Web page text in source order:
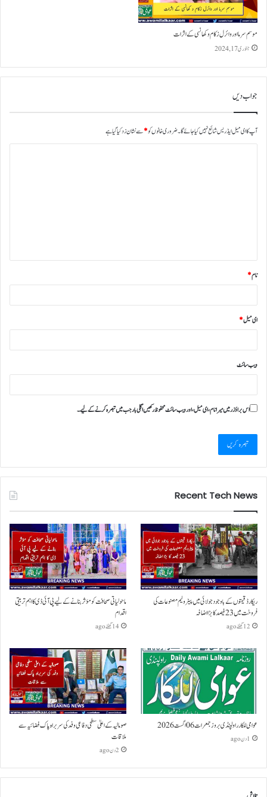
موسم سرما اور وائرل زکام و کھانسی کے اثرات
جنوری 17, 2024
جواب دیں
آپ کا ای میل ایڈریس شائع نہیں کیا جائے گا۔ضروری خانوں کو*سے نشان زد کیا گیا ہے
نام*
ای میل*
ویب‌ سائٹ
اس براؤزر میں میرا نام، ای میل، اور ویب سائٹ محفوظ رکھیں اگلی بار جب میں تبصرہ کرنے کےلیے۔
Recent Tech News
ریکارڈ قیمتوں کے باوجود جولائی میں پیٹرولیم مصنوعات کی
فروخت میں 23 فیصد کا بڑا اضافہ
12 گھنٹے ago
ماحولیاتی صحافت کو مؤثر بنانے کے لیے پی آئی ڈی کا اہم تربیتی
اقدام
14 گھنٹے ago
عوامی للکار راولپنڈی بروز جمعرات 06 اگست 2026
1 دن ago
صومالیہ کے اعلیٰ سطحی دفاعی وفد کی سربراہ پاک فضائیہ سے
ملاقات
2 دن ago